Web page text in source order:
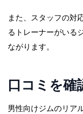
また、スタッフの対
るトレーナーがいる
ながります。
口コミを確
男性向けジムのリア